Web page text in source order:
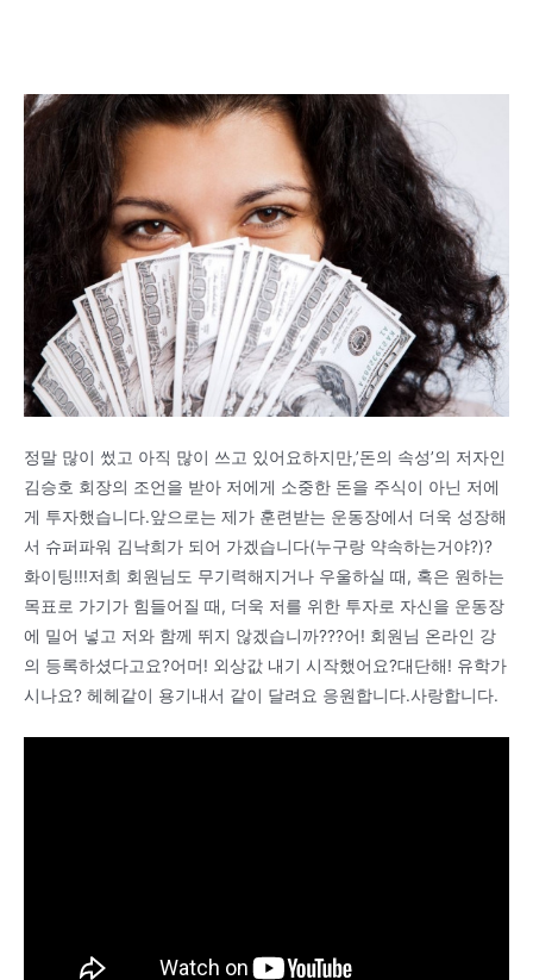
정말 많이 썼고 아직 많이 쓰고 있어요하지만,’돈의 속성’의 저자인
김승호 회장의 조언을 받아 저에게 소중한 돈을 주식이 아닌 저에
게 투자했습니다.앞으로는 제가 훈련받는 운동장에서 더욱 성장해
서 슈퍼파워 김낙희가 되어 가겠습니다(누구랑 약속하는거야?)?
화이팅!!!저희 회원님도 무기력해지거나 우울하실 때, 혹은 원하는
목표로 가기가 힘들어질 때, 더욱 저를 위한 투자로 자신을 운동장
에 밀어 넣고 저와 함께 뛰지 않겠습니까???어! 회원님 온라인 강
의 등록하셨다고요?어머! 외상값 내기 시작했어요?대단해! 유학가
시나요? 헤헤같이 용기내서 같이 달려요 응원합니다.사랑합니다.